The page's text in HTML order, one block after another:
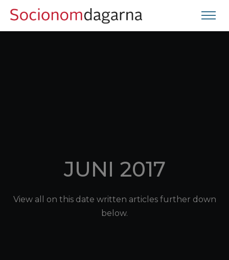
JUNI 2017
View all on this date written articles further down
below.